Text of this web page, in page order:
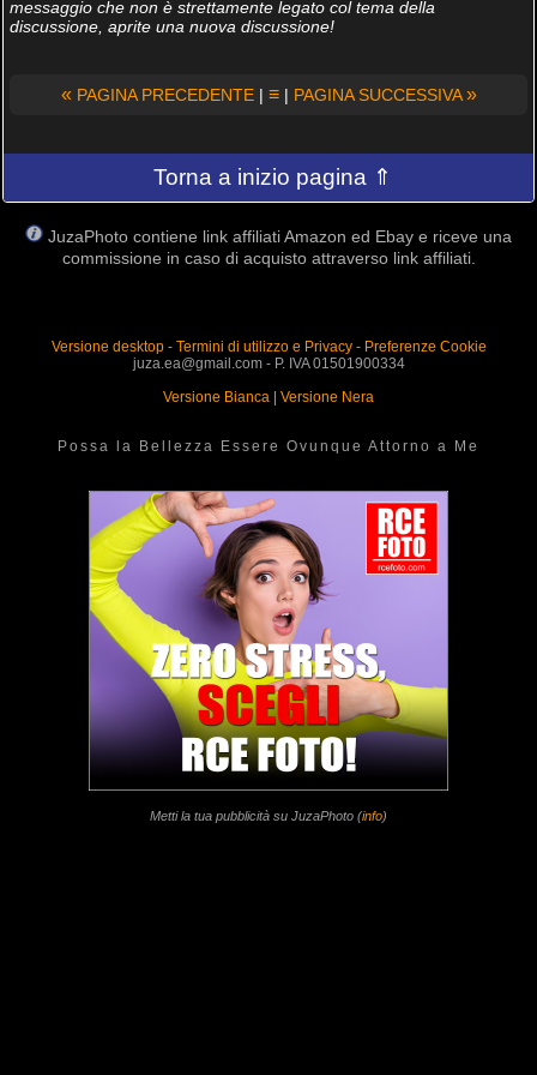
messaggio che non è strettamente legato col tema della
discussione, aprite una nuova discussione!
« PAGINA PRECEDENTE| ≡| PAGINA SUCCESSIVA»
Torna a inizio pagina ⇑
JuzaPhoto contiene link affiliati Amazon ed Ebay e riceve una
commissione in caso di acquisto attraverso link affiliati.
Versione desktop- Termini di utilizzo e Privacy- Preferenze Cookie
juza.ea@gmail.com - P. IVA 01501900334
Versione Bianca
Versione Nera
Possa la Bellezza Essere Ovunque Attorno a Me
Metti la tua pubblicità su JuzaPhoto (info)